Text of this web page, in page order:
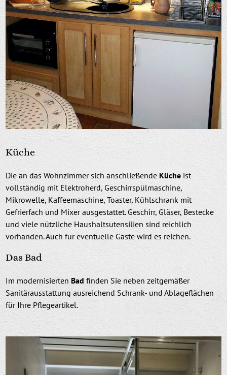
Küche
Die an das Wohnzimmer sich anschließende Küche ist
vollständig mit Elektroherd, Geschirrspülmaschine,
Mikrowelle, Kaffeemaschine, Toaster, Kühlschrank mit
Gefrierfach und Mixer ausgestattet. Geschirr, Gläser, Bestecke
und viele nützliche Haushaltsutensilien sind reichlich
vorhanden. Auch für eventuelle Gäste wird es reichen.
Das Bad
Im modernisierten Badfinden Sie neben zeitgemäßer
Sanitärausstattung ausreichend Schrank- und Ablageflächen
für Ihre Pflegeartikel.